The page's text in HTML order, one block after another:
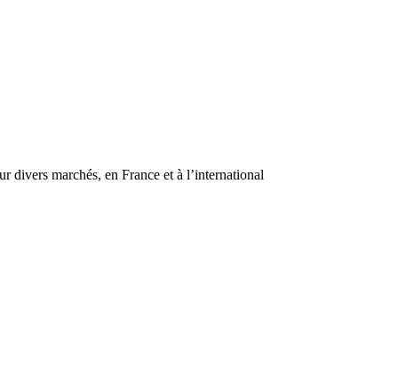
divers marchés, en France et à l’international